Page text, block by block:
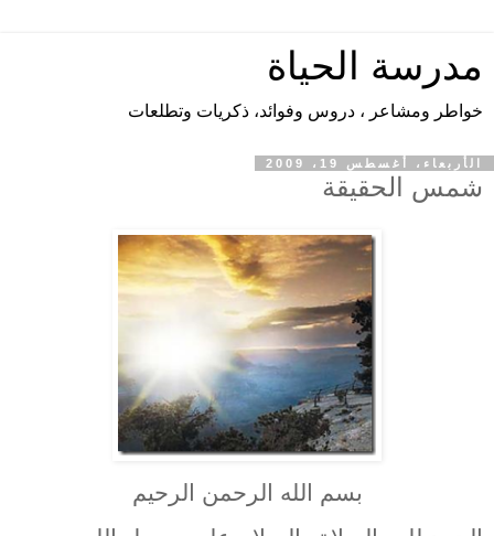
مدرسة الحياة
خواطر ومشاعر ، دروس وفوائد، ذكريات وتطلعات
الأربعاء، أغسطس 19، 2009
شمس الحقيقة
بسم الله الرحمن الرحيم